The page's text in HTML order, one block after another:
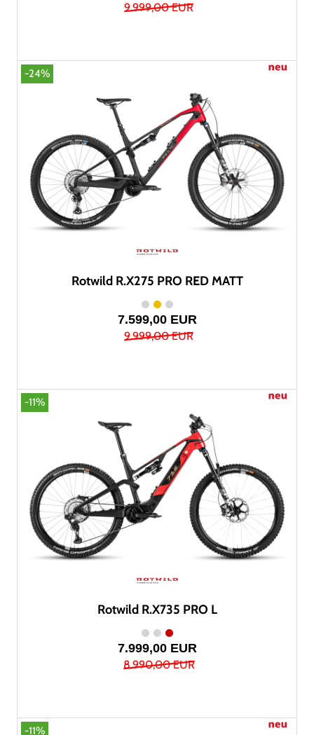
9.999,00 EUR
-24%
Rotwild R.X275 PRO RED MATT
7.599,00 EUR
9.999,00 EUR
-11%
Rotwild R.X735 PRO L
7.999,00 EUR
8.990,00 EUR
-11%